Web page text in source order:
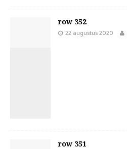
row 352
22 augustus 2020
row 351